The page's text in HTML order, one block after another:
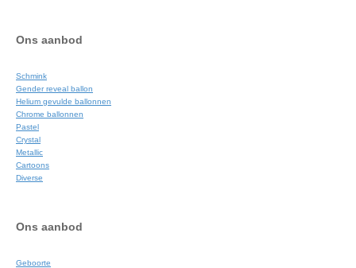
Ons aanbod
Schmink
Gender reveal ballon
Helium gevulde ballonnen
Chrome ballonnen
Pastel
Crystal
Metallic
Cartoons
Diverse
Ons aanbod
Geboorte